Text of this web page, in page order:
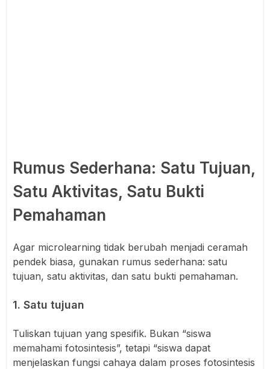
Rumus Sederhana: Satu Tujuan,
Satu Aktivitas, Satu Bukti
Pemahaman
Agar microlearning tidak berubah menjadi ceramah
pendek biasa, gunakan rumus sederhana: satu
tujuan, satu aktivitas, dan satu bukti pemahaman.
1. Satu tujuan
Tuliskan tujuan yang spesifik. Bukan “siswa
memahami fotosintesis”, tetapi “siswa dapat
menjelaskan fungsi cahaya dalam proses fotosintesis